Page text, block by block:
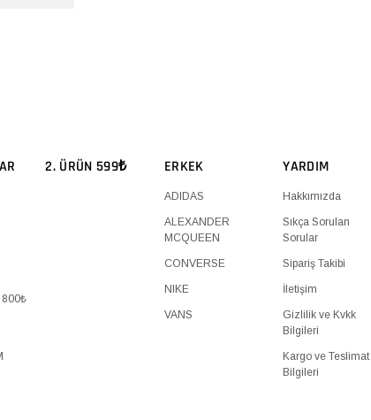
800₺
2. ÜRÜN 599₺ ERKEK
ADIDAS
ALEXANDER
MCQUEEN
CONVERSE
NIKE
VANS
YARDIM
Hakkımızda
Sıkça Sorulan
Sorular
Sipariş Takibi
İletişim
Gizlilik ve Kvkk
Bilgileri
Kargo ve Teslimat
Bilgileri